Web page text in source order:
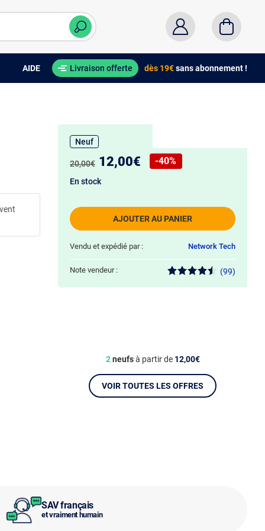
AIDE Livraison offerte dès 19€sans abonnement !
SAV français
et vraiment humain
Neuf
Ancien prix :
20,00€ Nouveau prix :
12,00€
Réduction de :
-40%
AJOUTER AU PANIER
En stock
Vendu et expédié par : Network Tech
Note vendeur : (99)
2neufsà partir de 12,00€
VOIR TOUTES LES OFFRES